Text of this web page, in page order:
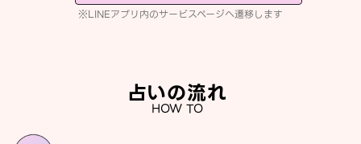
※LINEアプリ内のサービスページへ遷移します
占いの流れ
HOW TO